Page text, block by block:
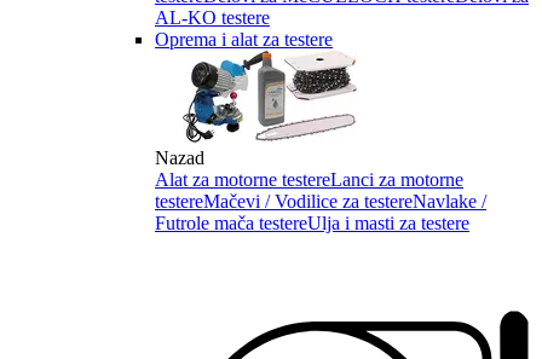
AL-KO testere
Oprema i alat za testere
Nazad
Alat za motorne testereLanci za motorne
testereMačevi / Vodilice za testereNavlake /
Futrole mača testereUlja i masti za testere